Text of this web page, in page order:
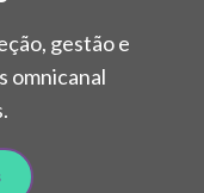
gestão e
omnicanal